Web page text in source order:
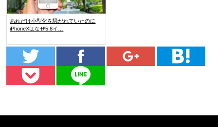
あれだけ小型化を騒がれていたのに
iPhoneXはなぜ5.8イ…